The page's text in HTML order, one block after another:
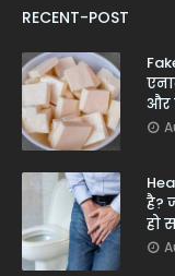
RECENT-POST
और
है?
हो